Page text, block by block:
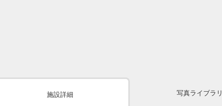
施設詳細 写真ライブラリ